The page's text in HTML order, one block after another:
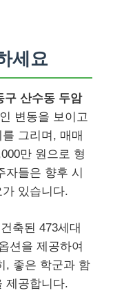
세요
구 산수동 두암
변동을 보이고
그리며, 매매
만 원으로 형
자들은 향후 시
있습니다.
축된 473세대
션을 제공하여
, 좋은 학군과 함
제공합니다.